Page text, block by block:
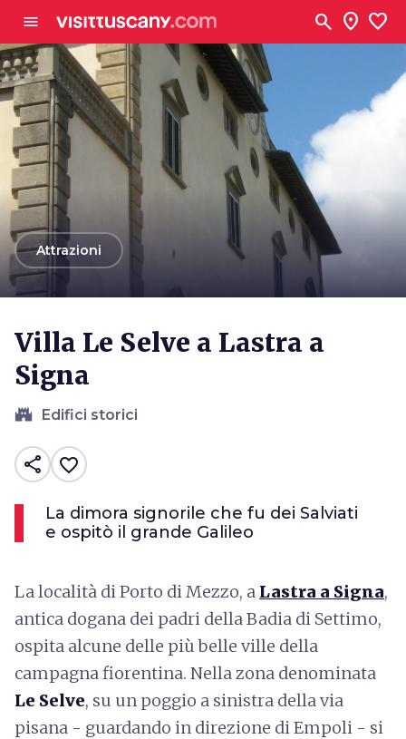
menu search location_on favorite
arrow_backAttrazioni
Villa Le Selve a Lastra a
Signa
castle Edifici storici
share favorite_border
La dimora signorile che fu dei Salviati
e ospitò il grande Galileo
La località di Porto di Mezzo, a Lastra a Signa,
antica dogana dei padri della Badia di Settimo,
ospita alcune delle più belle ville della
campagna fiorentina. Nella zona denominata
Le Selve, su un poggio a sinistra della via
pisana - guardando in direzione di Empoli - si